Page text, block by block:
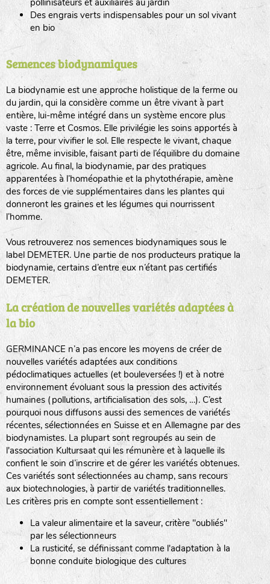
pollinisateurs et auxiliaires au jardin
Des engrais verts indispensables pour un sol vivant
en bio
Semences biodynamiques
La biodynamie est une approche holistique de la ferme ou
du jardin, qui la considère comme un être vivant à part
entière, lui-même intégré dans un système encore plus
vaste : Terre et Cosmos. Elle privilégie les soins apportés à
la terre, pour vivifier le sol. Elle respecte le vivant, chaque
être, même invisible, faisant parti de l’équilibre du domaine
agricole. Au final, la biodynamie, par des pratiques
apparentées à l’homéopathie et la phytothérapie, amène
des forces de vie supplémentaires dans les plantes qui
donneront les graines et les légumes qui nourrissent
l’homme.
Vous retrouverez nos semences biodynamiques sous le
label DEMETER. Une partie de nos producteurs pratique la
biodynamie, certains d’entre eux n’étant pas certifiés
DEMETER.
La création de nouvelles variétés adaptées à
la bio
GERMINANCE n’a pas encore les moyens de créer de
nouvelles variétés adaptées aux conditions
pédoclimatiques actuelles (et bouleversées !) et à notre
environnement évoluant sous la pression des activités
humaines (pollutions, artificialisation des sols, …). C’est
pourquoi nous diffusons aussi des semences de variétés
récentes, sélectionnées en Suisse et en Allemagne par des
biodynamistes. La plupart sont regroupés au sein de
l'association Kultursaat qui les rémunère et à laquelle ils
confient le soin d’inscrire et de gérer les variétés obtenues.
Ces variétés sont sélectionnées au champ, sans recours
aux biotechnologies, à partir de variétés traditionnelles.
Les critères pris en compte sont essentiellement :
La valeur alimentaire et la saveur, critère "oubliés"
par les sélectionneurs
La rusticité, se définissant comme l'adaptation à la
bonne conduite biologique des cultures
BINGENHEIMER SAATGUT (BGH)
www.bingenheimersaatgut.de
DE BOLSTER (DBO)
www.bolster.nl
GRAINE DEL PAÏS (GDP)
www.grainesdelpais.com
JARDIN EN’VIE (JEV)
LA BOITE A GRAINES (LBAG)
LA RÉFÉRENCE :F BEL20BPA1A (en haut à gauche)
F : Fleurs.
Les autres catégories étant :
: Engrais vert
L: Légumes
A: Aromatiques
BEL : Code de la variété
(Ici Belle de nuit)
20 : Année de récolte(ici 2020)
BPA : Initiales du producteur ou du fournisseur de la
semence.
1 : Numéro d’ordre du lot
A : Sans calibre.
G: Gros
M: Moyen calibre
P: Petit calibre
animaux domestiques
animaux sauvages
biodiversité cultivée
Légumes feuilles
Légumes racines
Plantes aromatiques